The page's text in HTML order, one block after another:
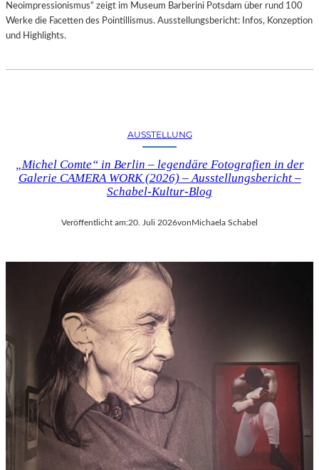
Neoimpressionismus“ zeigt im Museum Barberini Potsdam über rund 100
Werke die Facetten des Pointillismus. Ausstellungsbericht: Infos, Konzeption
und Highlights.
AUSSTELLUNG
„Michel Comte“ in Berlin – legendäre Fotografien in der
Galerie CAMERA WORK (2026) – Ausstellungsbericht –
Schabel-Kultur-Blog
Veröffentlicht am:20. Juli 2026von Michaela Schabel